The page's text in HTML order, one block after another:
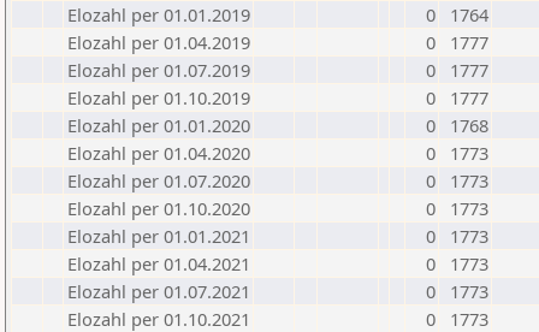
Elozahl per 01.01.2019
0
1764
Elozahl per 01.04.2019
0
1777
Elozahl per 01.07.2019
0
1777
Elozahl per 01.10.2019
0
1777
Elozahl per 01.01.2020
0
1768
Elozahl per 01.04.2020
0
1773
Elozahl per 01.07.2020
0
1773
Elozahl per 01.10.2020
0
1773
Elozahl per 01.01.2021
0
1773
Elozahl per 01.04.2021
0
1773
Elozahl per 01.07.2021
0
1773
Elozahl per 01.10.2021
0
1773